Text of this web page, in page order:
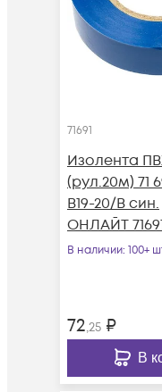
71691
Изолента
(рул.20м) 71
B19-20/B син.
ОНЛАЙТ
В наличии: 100+
72,25 ₽
В